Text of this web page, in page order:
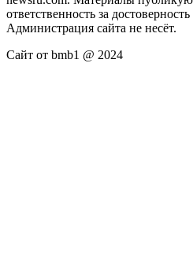
ответственность за
Администрация сайта не несёт.
Сайт от bmb1 @ 2024